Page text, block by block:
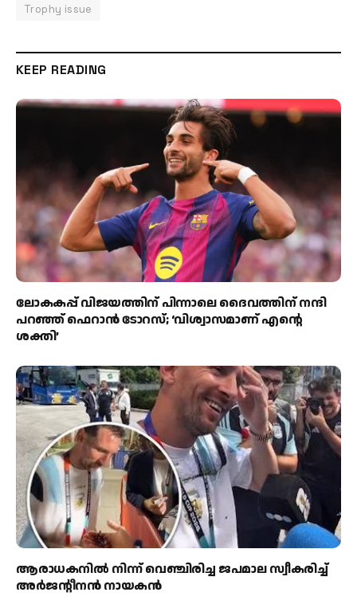
Trophy issue
KEEP READING
ലോകകപ്പ് വിജയത്തിന് പിന്നാലെ ദൈവത്തിന് നന്ദി
പറഞ്ഞ് ഫെറാന്‍ ടോറസ്; ‘വിശ്വാസമാണ് എന്റെ
ശക്തി’
ആരാധകനിൽ നിന്ന് വെഞ്ചിരിച്ച ജപമാല സ്വീകരിച്ച്
അർജന്റീനൻ നായകൻ